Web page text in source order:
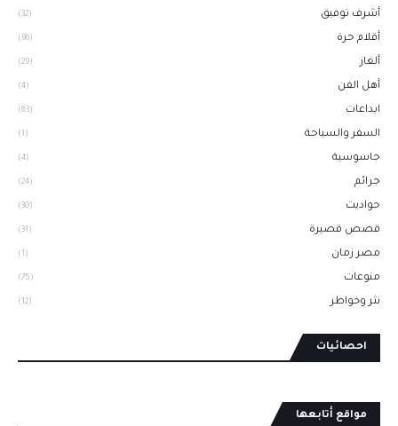
أشرف توفيق (32)
أقلام حرة (96)
ألغاز (29)
أهل الفن (4)
ابداعات (83)
السفر والسياحة (1)
جاسوسية (4)
جرائم (24)
حواديت (30)
قصص قصيرة (31)
مصر زمان (1)
منوعات (75)
نثر وخواطر (12)
احصائيات
مواقع أتابعها